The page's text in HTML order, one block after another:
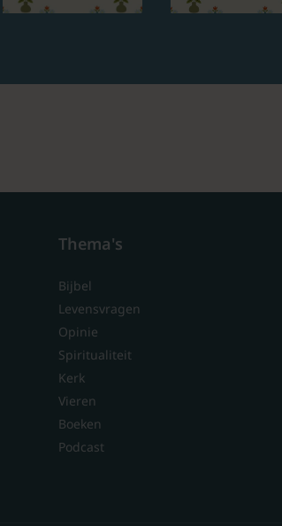
Thema's
Bijbel
Levensvragen
Opinie
Spiritualiteit
Kerk
Vieren
Boeken
Podcast